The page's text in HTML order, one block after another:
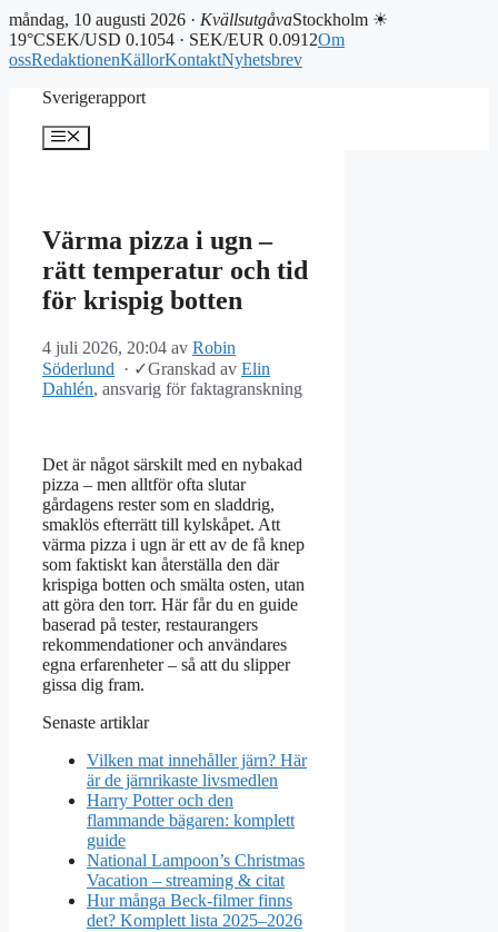
måndag, 10 augusti 2026 · KvällsutgåvaStockholm ☀
19°CSEK/USD 0.1054 · SEK/EUR 0.0912Om
ossRedaktionenKällorKontaktNyhetsbrev
Sverigerapport
Meny
Värma pizza i ugn –
rätt temperatur och tid
för krispig botten
4 juli 2026, 20:04 av Robin
Söderlund
· ✓Granskad av Elin
Dahlén, ansvarig för faktagranskning
Det är något särskilt med en nybakad
pizza – men alltför ofta slutar
gårdagens rester som en sladdrig,
smaklös efterrätt till kylskåpet. Att
värma pizza i ugn är ett av de få knep
som faktiskt kan återställa den där
krispiga botten och smälta osten, utan
att göra den torr. Här får du en guide
baserad på tester, restaurangers
rekommendationer och användares
egna erfarenheter – så att du slipper
gissa dig fram.
Senaste artiklar
Vilken mat innehåller järn? Här
är de järnrikaste livsmedlen
Harry Potter och den
flammande bägaren: komplett
guide
National Lampoon’s Christmas
Vacation – streaming & citat
Hur många Beck-filmer finns
det? Komplett lista 2025–2026